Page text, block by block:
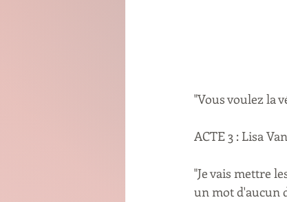
"Vous voulez la
ACTE 3 : Lisa
"Je vais mettre
un mot d'aucun